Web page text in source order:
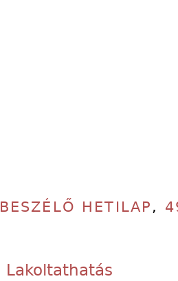
BESZÉLŐ HETILAP ,
Lakoltathatás